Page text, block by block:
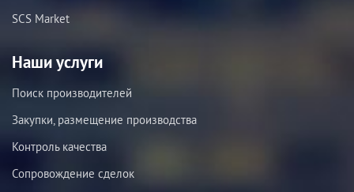
SCS Market
Наши услуги
Поиск производителей
Закупки, размещение производства
Контроль качества
Сопровождение сделок